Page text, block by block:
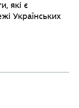
які є
Українських